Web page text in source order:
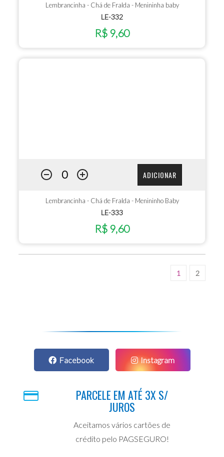
Lembrancinha - Chá de Fralda - Menininha baby
LE-332
R$ 9,60
ADICIONAR
Lembrancinha - Chá de Fralda - Menininho Baby
LE-333
R$ 9,60
1 2
Facebook Instagram
PARCELE EM ATÉ 3X S/
JUROS
Aceitamos vários cartões de
crédito pelo PAGSEGURO!